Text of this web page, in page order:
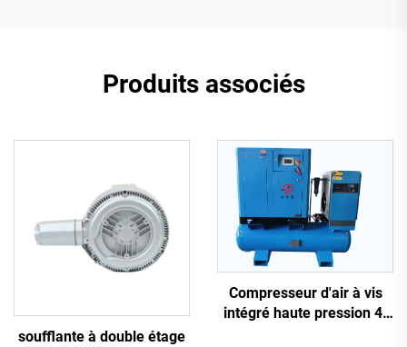
Produits associés
soufflante à double étage
Compresseur d'air à vis
intégré haute pression 4-